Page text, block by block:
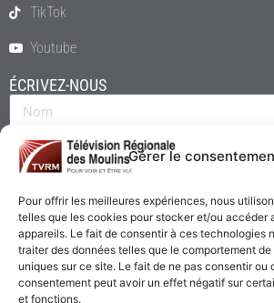
Gérer le
Pour offrir les meilleures expériences, nous
telles que les cookies pour stocker et/ou accéder
appareils. Le fait de consentir à ces technologies
traiter des données telles que le comportement
uniques sur ce site. Le fait de ne pas consentir ou
consentement peut avoir un effet négatif sur
et fonctions.
TikTok
Youtube
ÉCRIVEZ-NOUS